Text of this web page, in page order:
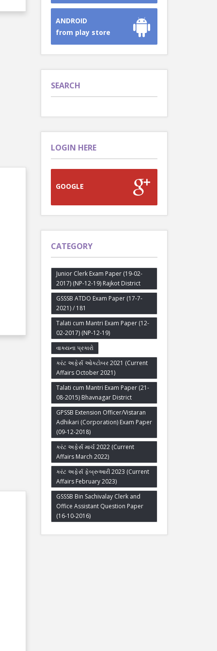
ANDROID
from play store
SEARCH
LOGIN HERE
GOOGLE
CATEGORY
Junior Clerk Exam Paper (19-02-
2017) (NP-12-19) Rajkot District
GSSSB ATDO Exam Paper (17-7-
2021) / 181
Talati cum Mantri Exam Paper (12-
02-2017) (NP-12-19)
વાક્યના પ્રકારો
કરંટ અફેર્સ ઓક્ટોબર 2021 (Current
Affairs October 2021)
Talati cum Mantri Exam Paper (21-
08-2015) Bhavnagar District
GPSSB Extension Officer/Vistaran
Adhikari (Corporation) Exam Paper
(09-12-2018)
કરંટ અફેર્સ માર્ચ 2022 (Current
Affairs March 2022)
કરંટ અફેર્સ ફેબ્રુઆરી 2023 (Current
Affairs February 2023)
GSSSB Bin Sachivalay Clerk and
Office Assistant Question Paper
(16-10-2016)